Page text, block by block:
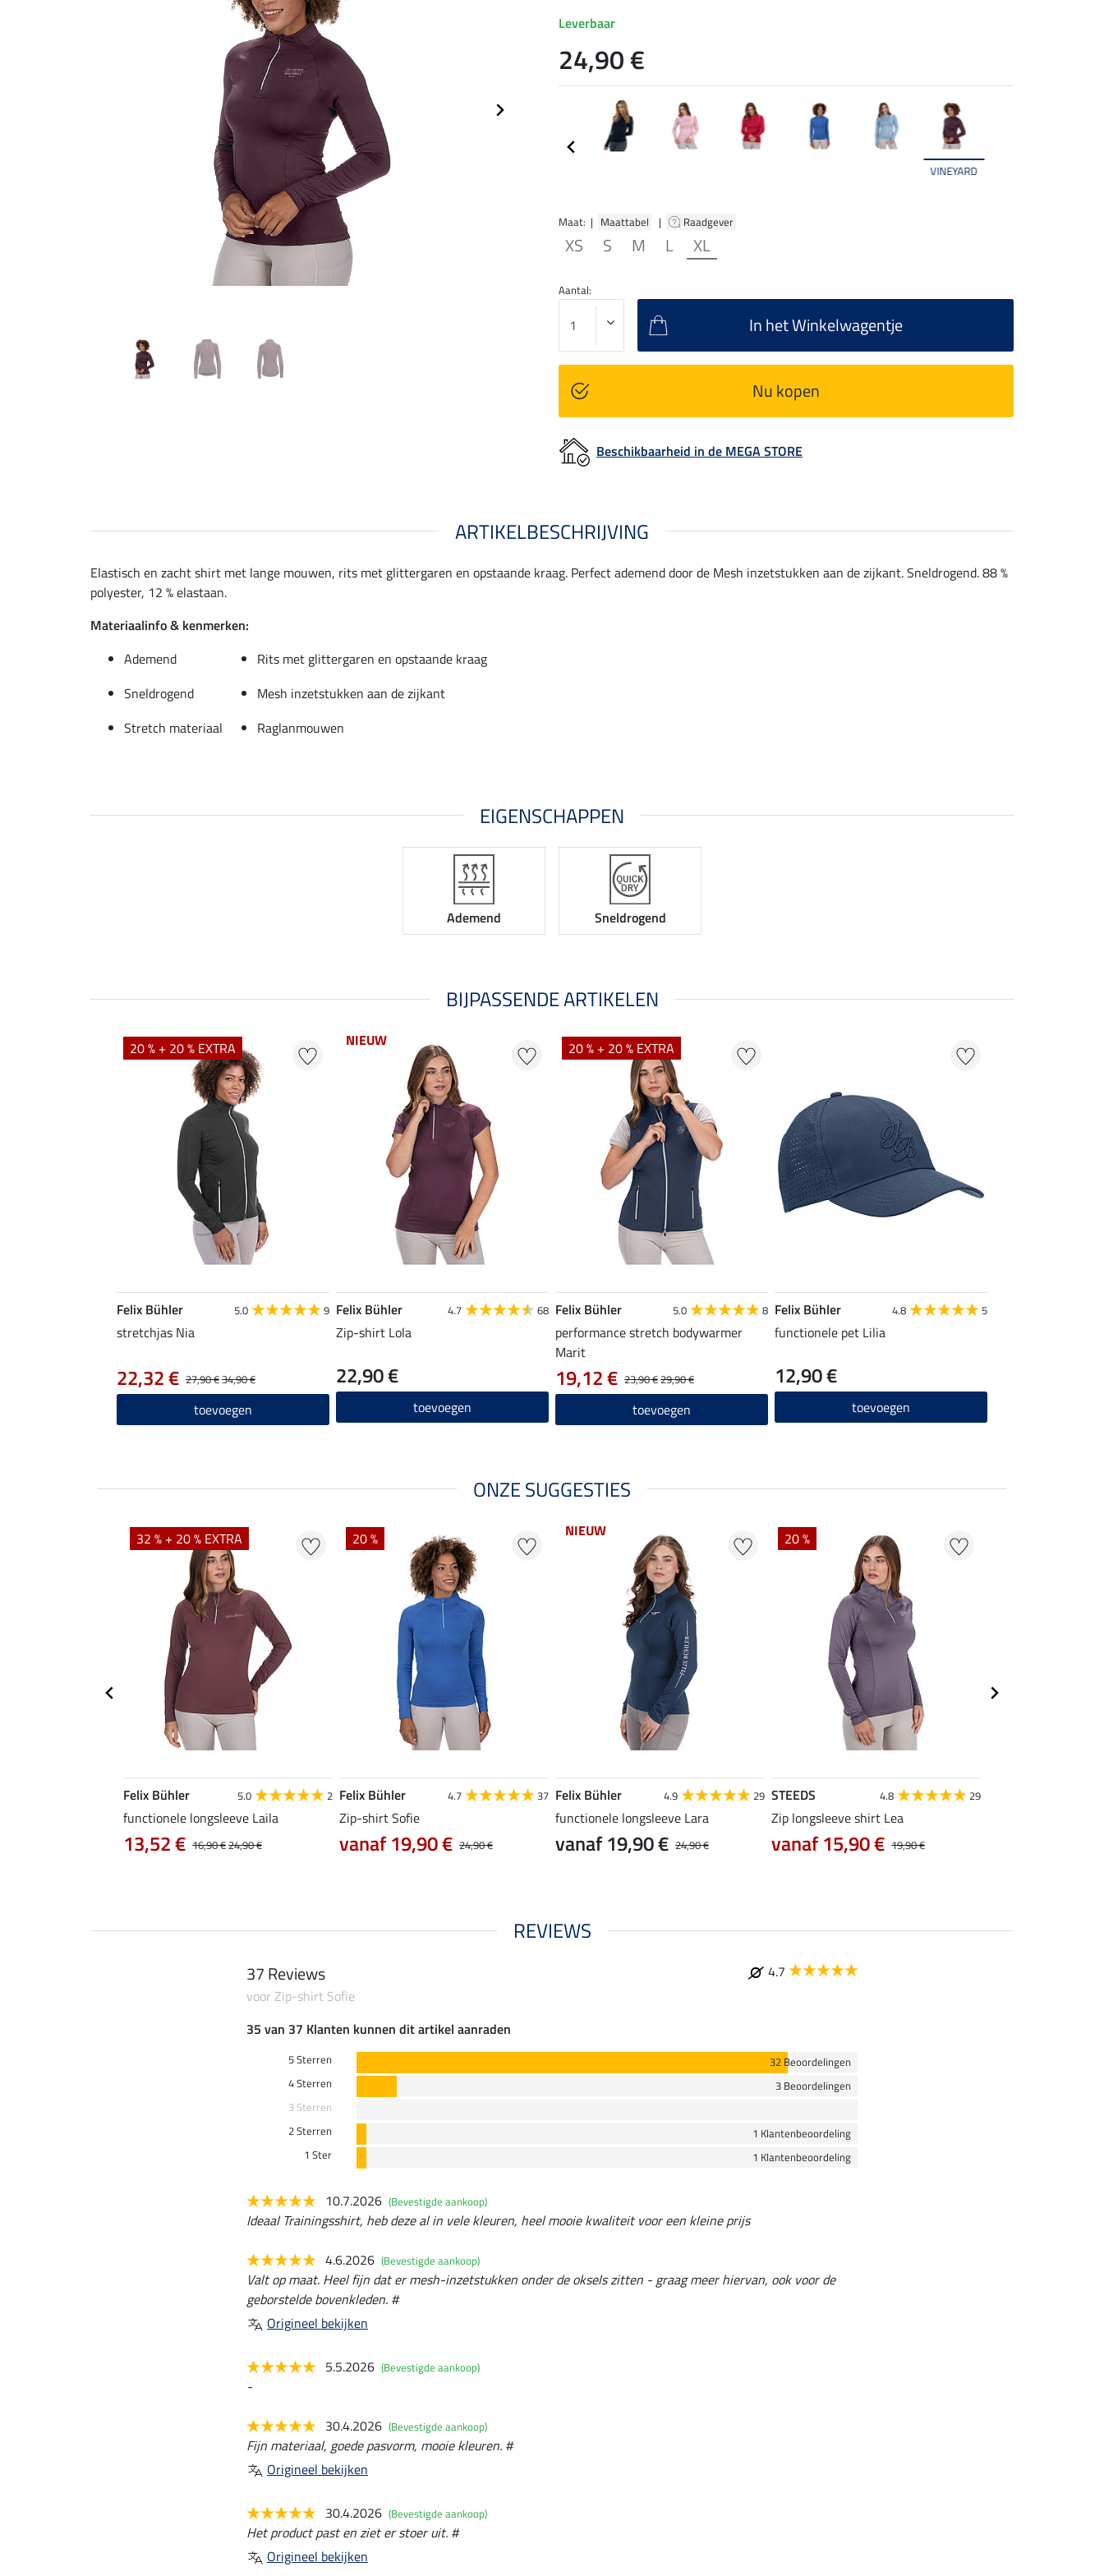
VINEYARD
Maat: | Maattabel | Raadgever
XS S M L XL
Leverbaar
24,90 €
Aantal:
In het Winkelwagentje
Nu kopen
Beschikbaarheid in de MEGA STORE
ARTIKELBESCHRIJVING
Elastisch en zacht shirt met lange mouwen, rits met glittergaren en opstaande kraag. Perfect ademend door de Mesh inzetstukken aan de zijkant. Sneldrogend. 88 %
polyester, 12 % elastaan.
Materiaalinfo & kenmerken:
Ademend
Rits met glittergaren en opstaande kraag
Sneldrogend
Mesh inzetstukken aan de zijkant
Stretch materiaal
Raglanmouwen
EIGENSCHAPPEN
Ademend Sneldrogend
BIJPASSENDE ARTIKELEN
20 % + 20 % EXTRA
Felix Bühler 5.0 9
stretchjas Nia
27,90 €34,90 €
22,32 €
toevoegen
NIEUW
Felix Bühler 4.7 68
Zip-shirt Lola
22,90 €
toevoegen
20 % + 20 % EXTRA
Felix Bühler 5.0 8
performance stretch bodywarmer
Marit
23,90 €29,90 €
19,12 €
toevoegen
Felix Bühler 4.8 5
functionele pet Lilia
12,90 €
toevoegen
ONZE SUGGESTIES
32 % + 20 % EXTRA
Felix Bühler 5.0 2
functionele longsleeve Laila
16,90 €24,90 €
13,52 €
20 %
Felix Bühler 4.7 37
Zip-shirt Sofie
24,90 €
vanaf 19,90 €
NIEUW
Felix Bühler 4.9 29
functionele longsleeve Lara
24,90 €
vanaf 19,90 €
20 %
STEEDS 4.8 29
Zip longsleeve shirt Lea
19,90 €
vanaf 15,90 €
REVIEWS
37 Reviews
4.7
voor Zip-shirt Sofie
35 van 37 Klanten kunnen dit artikel aanraden
5 Sterren
32 Beoordelingen
4 Sterren
3 Beoordelingen
3 Sterren
2 Sterren
1 Klantenbeoordeling
1 Ster
1 Klantenbeoordeling
10.7.2026 (Bevestigde aankoop)
Ideaal Trainingsshirt, heb deze al in vele kleuren, heel mooie kwaliteit voor een kleine prijs
4.6.2026 (Bevestigde aankoop)
Valt op maat. Heel fijn dat er mesh-inzetstukken onder de oksels zitten - graag meer hiervan, ook voor de
geborstelde bovenkleden. #
Origineel bekijken
5.5.2026 (Bevestigde aankoop)
-
30.4.2026 (Bevestigde aankoop)
Fijn materiaal, goede pasvorm, mooie kleuren. #
Origineel bekijken
30.4.2026 (Bevestigde aankoop)
Het product past en ziet er stoer uit. #
Origineel bekijken